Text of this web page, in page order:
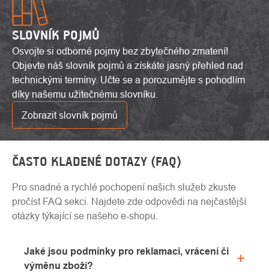
SLOVNÍK POJMŮ
Osvojte si odborné pojmy bez zbytečného zmatení!
Objevte náš slovník pojmů a získáte jasný přehled nad
technickými termíny. Učte se a porozumějte s pohodlím
díky našemu užitečnému slovníku.
Zobrazit slovník pojmů
ČASTO KLADENÉ DOTAZY (FAQ)
Pro snadné a rychlé pochopení našich služeb zkuste
pročíst FAQ sekci. Najdete zde odpovědi na nejčastější
otázky týkající se našeho e-shopu.
Jaké jsou podmínky pro reklamaci, vrácení či
výměnu zboží?